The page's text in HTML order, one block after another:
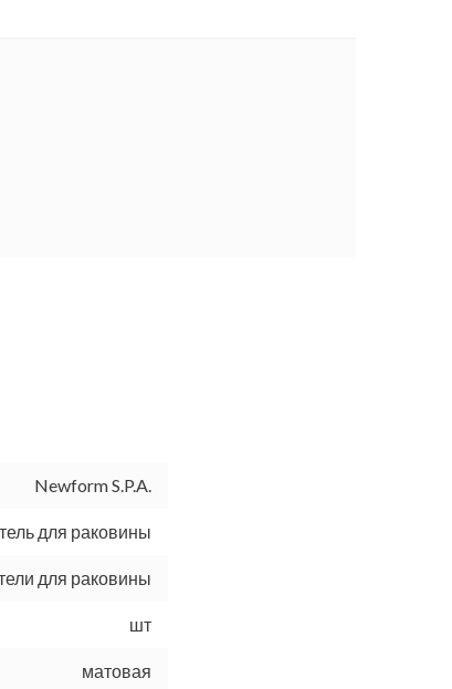
Newform S.P.A.
для раковины
для раковины
шт
матовая